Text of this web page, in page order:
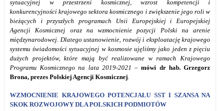
sytuacyjnej w przestrzeni kosmicznej, wzrost kompetencji i
konkurencyjności krajowego sektora kosmicznego i zwiększenie jego roli w
bieżących i przyszłych programach Unii Europejskiej i Europejskiej
Agencji Kosmicznej oraz na wzmocnienie pozycji Polski na arenie
międzynarodowej. Dlatego ustanowienie, rozwój i eksploatację krajowego
systemu świadomości sytuacyjnej w kosmosie ujęliśmy jako jeden z pięciu
dużych projektów, które mają być realizowane w ramach Krajowego
Programu Kosmicznego na lata 2019-2021 –mówi dr hab. Grzegorz
Brona, prezes Polskiej Agencji Kosmicznej.
WZMOCNIENIE KRAJOWEGO POTENCJAŁU SST I SZANSA NA
SKOK ROZWOJOWY DLA POLSKICH PODMIOTÓW